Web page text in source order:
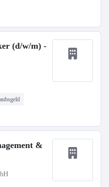
(d/w/m) -
&